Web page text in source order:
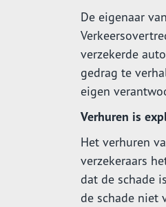
De eigenaar
verzekerde
gedrag te
eigen
Verhuren is
Het verhuren
verzekeraars
dat de schade
de schade niet